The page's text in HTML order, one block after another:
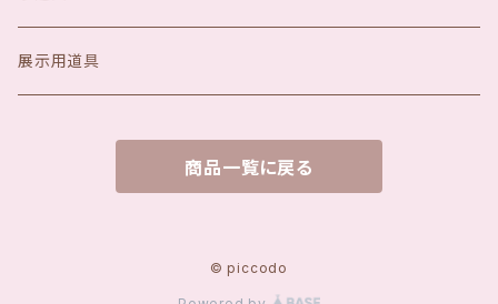
展示用道具
商品一覧に戻る
© piccodo